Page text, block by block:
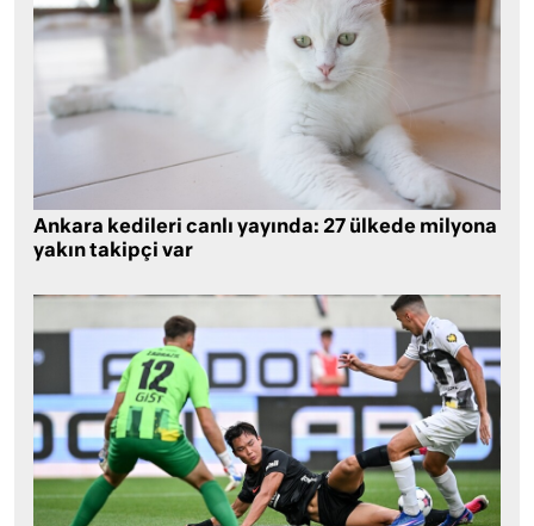
Ankara kedileri canlı yayında: 27 ülkede milyona
yakın takipçi var